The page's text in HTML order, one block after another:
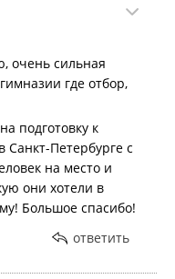
очень сильная
где отбор,
подготовку к
Санкт-Петербурге с
на место и
они хотели в
Большое спасибо!
ответить